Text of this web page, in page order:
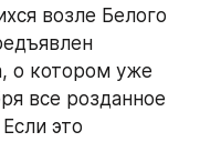
возле Белого
о котором уже
все розданное
это